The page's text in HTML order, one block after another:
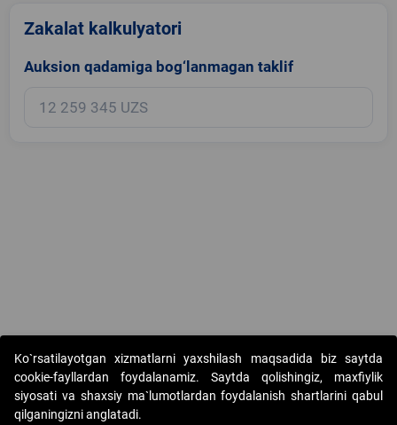
Zakalat kalkulyatori
Auksion qadamiga bog‘lanmagan taklif
Copyright © 2017-2026. "Elektron onlayn-auksionlarni tashkil etish"
AJ. Barcha huquqlar himoyalangan
Ko`rsatilayotgan xizmatlarni yaxshilash maqsadida biz saytda
cookie-fayllardan foydalanamiz. Saytda qolishingiz, maxfiylik
siyosati va shaxsiy ma`lumotlardan foydalanish shartlarini qabul
qilganingizni anglatadi.